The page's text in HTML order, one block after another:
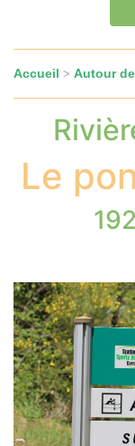
Accueil > Autour
Le